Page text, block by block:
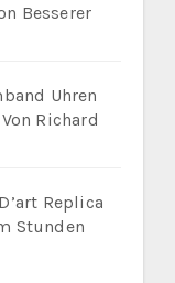
Besserer
Uhren
Richard
Replica
Stunden